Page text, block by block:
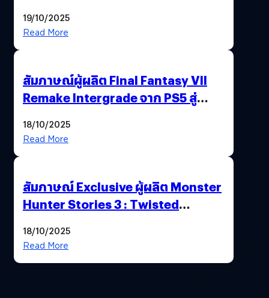
พาณิชย์ร่วมชูความสำเร็จ
19/10/2025
Read More
สัมภาษณ์ผู้ผลิต Final Fantasy VII
Remake Intergrade จาก PS5 สู่
18/10/2025
Read More
สัมภาษณ์ Exclusive ผู้ผลิต Monster
Hunter Stories 3 : Twisted
สวยฉ่ำ !
18/10/2025
Read More